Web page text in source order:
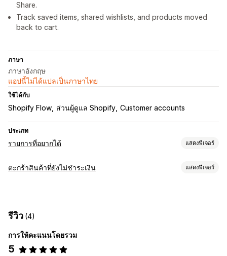
Share.
Track saved items, shared wishlists, and products moved
back to cart.
ภาษา
ภาษาอังกฤษ
แอปนี้ไม่ได้แปลเป็นภาษาไทย
ใช้ได้กับ
Shopify Flow ส่วนผู้ดูแล Shopify Customer accounts
ประเภท
รายการที่อยากได้ แสดงฟีเจอร์
ประเภทรายการ
การจัดการรายการ
เพิ่มลงในตะกร้าสินค้า
ตะกร้าสินค้าที่ยังไม่ชำระเงิน แสดงฟีเจอร์
การติดตามคอนเวอร์ชัน
ตัวเลือกการแสดงผล
การติดตามพฤติกรรม
รีวิว (4)
การให้คะแนนโดยรวม
5